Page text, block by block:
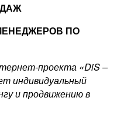
ПО
проекта «DiS –
индивидуальный
и продвижению в